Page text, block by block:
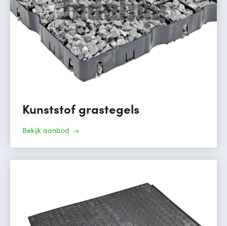
Kunststof grastegels
Bekijk aanbod